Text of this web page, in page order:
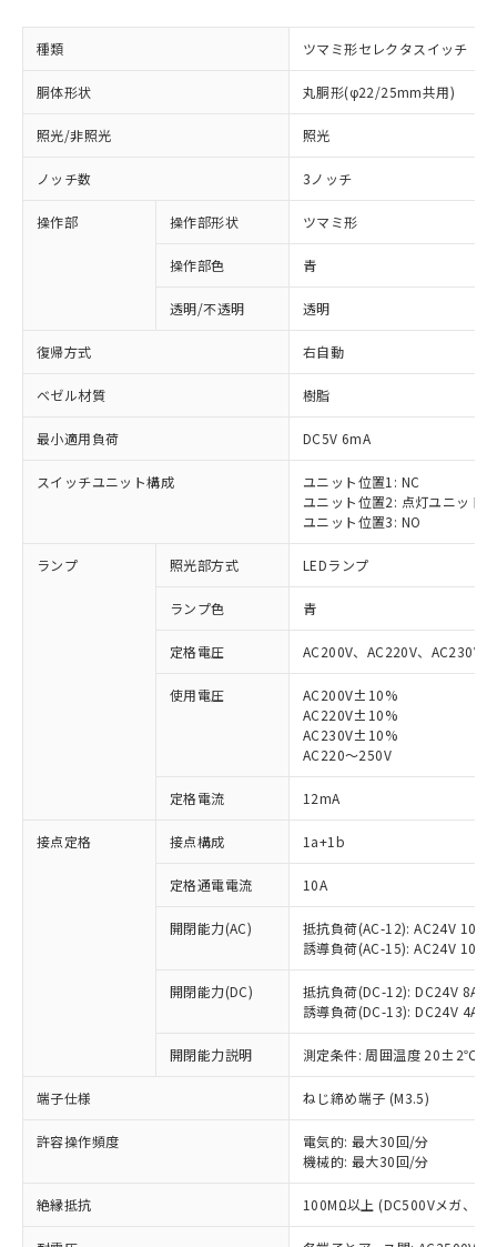
種類 ツマミ形セレクタスイッチ
胴体形状 丸胴形(φ22/25mm共用)
照光/非照光 照光
ノッチ数 3ノッチ
操作部 操作部形状 ツマミ形
操作部色 青
透明/不透明 透明
復帰方式 右自動
ベゼル材質 樹脂
最小適用負荷 DC5V 6mA
スイッチユニット構成
ユニット位置1: NC
ユニット位置2: 点灯ユニット
ユニット位置3: NO
ランプ 照光部方式 LEDランプ
ランプ色 青
定格電圧 AC200V、AC220V、AC230V
使用電圧
AC200V±10%
AC220V±10%
AC230V±10%
AC220～250V
定格電流 12mA
接点定格 接点構成 1a+1b
定格通電電流 10A
開閉能力(AC)
抵抗負荷(AC-12): AC24V 10A/
誘導負荷(AC-15): AC24V
開閉能力(DC)
抵抗負荷(DC-12): DC24V 8A/
誘導負荷(DC-13): DC24V 4A/
開閉能力説明 測定条件: 周囲温度 20±2℃、
端子仕様 ねじ締め端子 (M3.5)
許容操作頻度
電気的: 最大30回/分
機械的: 最大30回/分
絶縁抵抗 100MΩ以上 (DC500Vメガ、点
ご利用条件
以下の条件をお読みいただき、同意のうえ
ご利用ください。
本サービスは、当社制御機器事業取扱
商品の当社在庫状況および標準価格
(税抜)を提供させていただくもので
当社制御機器事業取扱商品の中には、
本サービスの対象外となる商品もある
※1 対応状況
対応済み：EU RoHS指令（10物質）の
非含有に対応した製品が提供可能な商品で
対応予定：EU RoHS指令（10物質）の非含
有に対応した製品に切り替える予定のある
対応予定なし：EU RoHS指令（10物質）の
非含有に非対応の商品で、対応品を出す予
調査・確認中：EU RoHS指令（10物質）の
非含有の対応状況を調査中または確認中の
商品です。
非該当品：ライセンス料など無形物で、有
害物質有無と関係のない商品です。
仕入先様の事情により、非含有部品として
いたものが、含有品と判明した場合などや
「○」：最大均質材料含有率が中国RoHSの
基準値以下であることを示します。
「×」：最大均質材料含有率が中国RoHSの
基準値を超えていることを示します。
当社は、これら貴社製品のうち、外国